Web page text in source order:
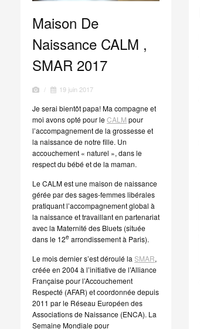
Maison De
Naissance CALM ,
SMAR 2017
/ 19 juin 2017
Je serai bientôt papa! Ma compagne et
moi avons opté pour leCALM pour
l’accompagnement de la grossesse et
la naissance de notre fille. Un
accouchement « naturel », dans le
respect du bébé et de la maman.
Le CALM est une maison de naissance
gérée par des sages-femmes libérales
pratiquant l’accompagnement global à
la naissance et travaillant en partenariat
avec la Maternité des Bluets (située
dans le 12e arrondissement à Paris).
Le mois dernier s’est déroulé laSMAR,
créée en 2004 à l’initiative de l’Alliance
Française pour l’Accouchement
Respecté (AFAR) et coordonnée depuis
2011 par le Réseau Européen des
Associations de Naissance (ENCA). La
Semaine Mondiale pour